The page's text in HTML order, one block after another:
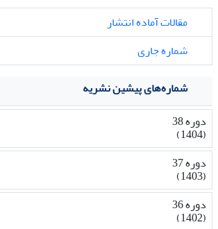
مقالات آماده انتشار
شماره جاری
شماره‌های پیشین نشریه
دوره 38
(1404)
دوره 37
(1403)
دوره 36
(1402)